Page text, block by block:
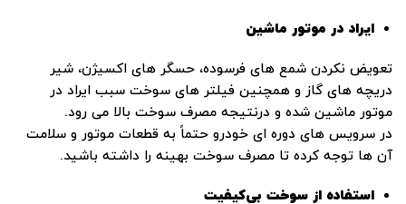
ایراد در موتور ماشین
تعویض نکردن شمع‌ های فرسوده، حسگر های اکسیژن، شیر
دریچه ‌های گاز و همچنین فیلتر های سوخت سبب ایراد در
موتور ماشین شده و درنتیجه مصرف سوخت بالا می ‌رود.
در سرویس ‌های دوره‌ ای خودرو حتماً به قطعات موتور و سلامت
آن‌ ها توجه کرده تا مصرف سوخت بهینه را داشته باشید.
استفاده از سوخت بی‌کیفیت